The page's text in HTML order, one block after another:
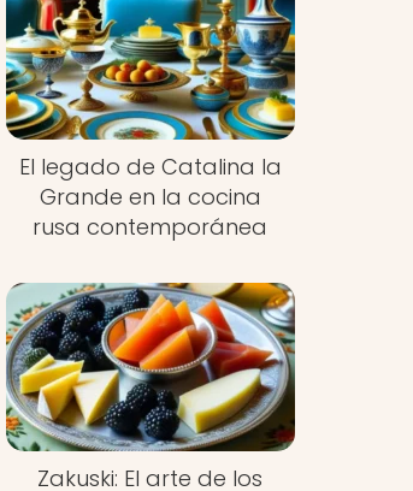
El legado de Catalina la
Grande en la cocina
rusa contemporánea
Zakuski: El arte de los